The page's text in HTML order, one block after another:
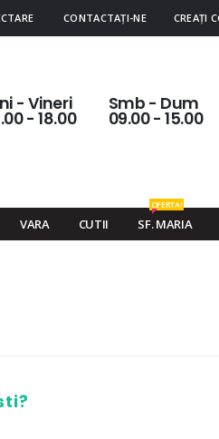
CONTACTAȚI-NE CREAȚI
- Vineri
- 18.00
Smb - Dum
09.00 - 15.00
VARA CUTII SF. MARIA
OFERTA!